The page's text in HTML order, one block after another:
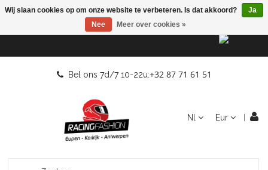
Bel ons 7d/7 10-22u:+32 87 71 61 51
Nl Eur
Wij slaan cookies op om onze website te verbeteren. Is dat akkoord?
Ja
Nee
Meer over cookies »